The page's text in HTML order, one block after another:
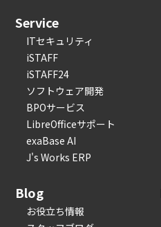
Service
ITセキュリティ
iSTAFF
iSTAFF24
ソフトウェア開発
BPOサービス
LibreOfficeサポート
exaBase AI
J's Works ERP
Blog
お役立ち情報